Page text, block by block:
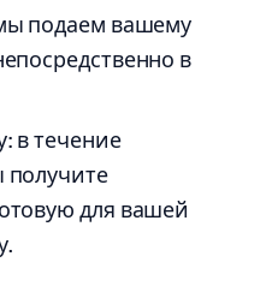
подаем вашему
в
в течение
получите
для вашей